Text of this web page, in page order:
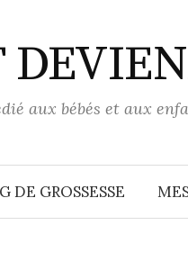
aux bébés et aux
DE GROSSESSE